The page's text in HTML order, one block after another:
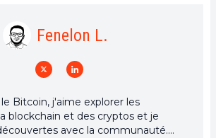
Fenelon L.
Bitcoin, j'aime explorer les
blockchain et des cryptos et je
avec la communauté.